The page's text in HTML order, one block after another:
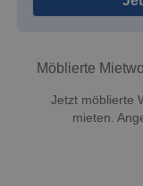
Möblierte
Jetzt möblierte
mieten.